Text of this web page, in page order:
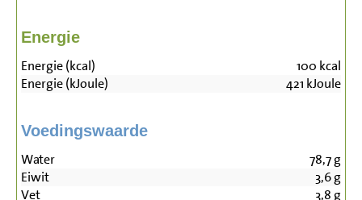
Energie
Energie (kcal) 100 kcal
Energie (kJoule)
421 kJoule
Voedingswaarde
Water 78,7g
Eiwit
3,6g
Vet
3,8 g